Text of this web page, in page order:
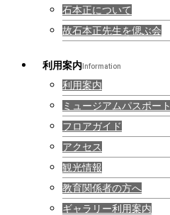
石本正について
故石本正先生を偲ぶ会
利用案内 Information
利用案内
ミュージアムパスポート
フロアガイド
アクセス
観光情報
教育関係者の方へ
ギャラリー利用案内